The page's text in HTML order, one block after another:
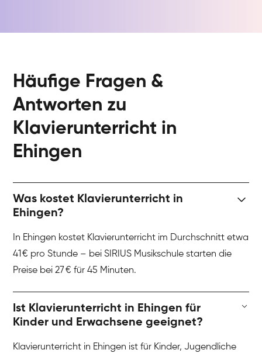
Häufige Fragen &
Antworten zu
Klavierunterricht in
Ehingen
Was kostet Klavierunterricht in
Ehingen?
In Ehingen kostet Klavierunterricht im Durchschnitt etwa
41 € pro Stunde – bei SIRIUS Musikschule starten die
Preise bei 27 € für 45 Minuten.
Ist Klavierunterricht in Ehingen für
Kinder und Erwachsene geeignet?
Klavierunterricht in Ehingen ist für Kinder, Jugendliche